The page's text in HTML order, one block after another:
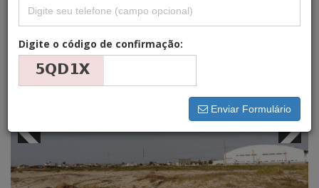
Digite o código de confirmação:
Enviar Formulário